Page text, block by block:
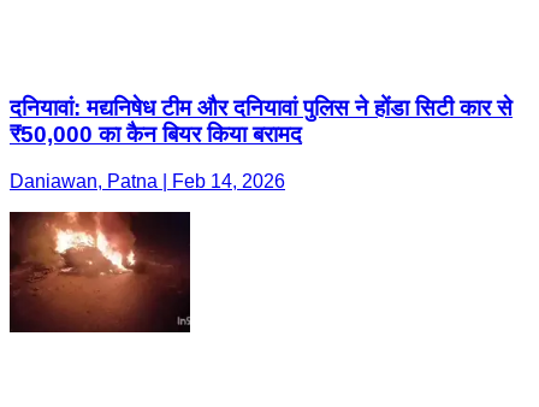
दनियावां: मद्यनिषेध टीम और दनियावां पुलिस ने होंडा सिटी कार से
₹50,000 का कैन बियर किया बरामद
Daniawan, Patna | Feb 14, 2026